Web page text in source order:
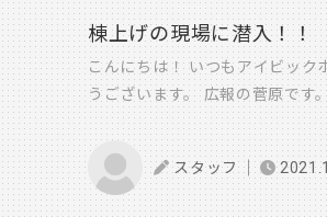
棟上げの現場に潜入！！
こんにちは！ いつもアイビッ
うございます。 広報の菅原で
いかがお過ごしでしょうか。
り」の密着をさせていただいて
まさに“棟上げ日和” 日中は晴
私も朝から現場にお邪魔し、
スタッフ